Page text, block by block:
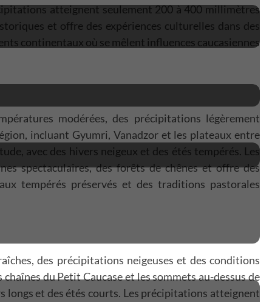
atteignent seulement 200 à 400 millimètres
et offre des expériences culturelles dans des
continentaux où se mêlent influences caucasiennes
modérées, des précipitations légèrement
incluant Gyumri, Vanadzor et les plateaux entre
avec des hivers neigeux et des étés tempérés. Les
spectaculaires, des forêts de chênes et offre des
tempérés préservés et des traditions pastorales
des précipitations neigeuses et des conditions
du Petit Caucase et les sommets au-dessus de
longs et des étés courts. Les précipitations atteignent